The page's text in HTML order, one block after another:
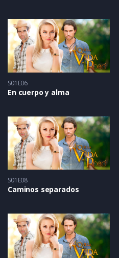
S01E06
En cuerpo y alma
S01E08
Caminos separados